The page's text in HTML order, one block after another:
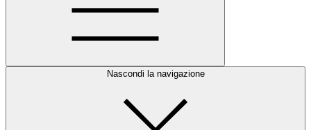
Nascondi la navigazione